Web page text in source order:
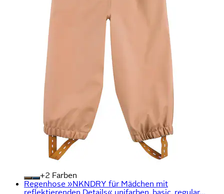
+
Farben
Regenhose »NKNDRY für Mädchen mit
reflektierenden Details« unifarben, basic, regular...